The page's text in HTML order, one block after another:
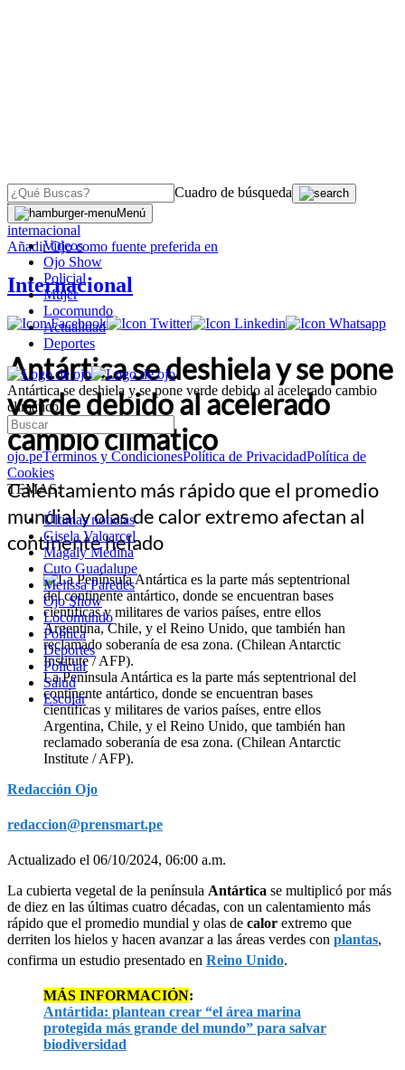
Cuadro de búsqueda
Menú
Videos
Ojo Show
Policial
Mujer
Locomundo
Actualidad
Deportes
Antártica se deshiela y se pone verde debido al acelerado cambio
climático
ojo.peTérminos y CondicionesPolítica de PrivacidadPolítica de
Cookies
TEMAS:
Últimas noticias
Gisela Valcarcel
Magaly Medina
Cuto Guadalupe
Melissa Paredes
Ojo Show
Locomundo
Política
Deportes
Policial
Salud
Escolar
OJO
internacional
AñadirOjocomo fuente preferida en
Internacional
Antártica se deshiela y se pone
verde debido al acelerado
cambio climático
Calentamiento más rápido que el promedio
mundial y olas de calor extremo afectan al
continente helado
La Península Antártica es la parte más septentrional del
continente antártico, donde se encuentran bases
científicas y militares de varios países, entre ellos
Argentina, Chile, y el Reino Unido, que también han
reclamado soberanía de esa zona. (Chilean Antarctic
Institute / AFP).
Redacción Ojo
redaccion@prensmart.pe
Actualizado el 06/10/2024, 06:00 a.m.
La cubierta vegetal de la península Antártica se multiplicó por más
de diez en las últimas cuatro décadas, con un calentamiento más
rápido que el promedio mundial y olas de calor extremo que
derriten los hielos y hacen avanzar a las áreas verdes con plantas,
confirma un estudio presentado en Reino Unido.
MÁS INFORMACIÓN:
Antártida: plantean crear “el área marina
protegida más grande del mundo” para salvar
biodiversidad